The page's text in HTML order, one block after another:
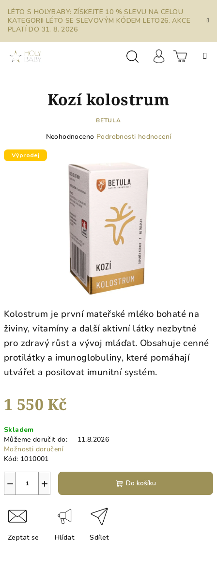
obsah
LÉTO S HOLYBABY: ZÍSKEJTE 10 % SLEVU NA CELOU
KATEGORII LÉTO SE SLEVOVÝM KÓDEM LETO26. AKCE
PLATÍ DO 31. 8. 2026
Kolostrum je první mateřské mléko bohaté na
živiny, vitamíny a další aktivní látky nezbytné
pro zdravý růst a vývoj mláďat. Obsahuje cenné
protilátky a imunoglobuliny, které pomáhají
utvářet a posilovat imunitní systém.
1 550 Kč
cena:
Skladem
Můžeme doručit do:
11.8.2026
Možnosti doručení
Kód: 1010001
+
− Do košíku
Zeptat se Hlídat Sdílet
Kozí kolostrum
BETULA
Průměrné
produktu
hvězdiček.
Neohodnoceno Podrobnosti hodnocení
Výprodej